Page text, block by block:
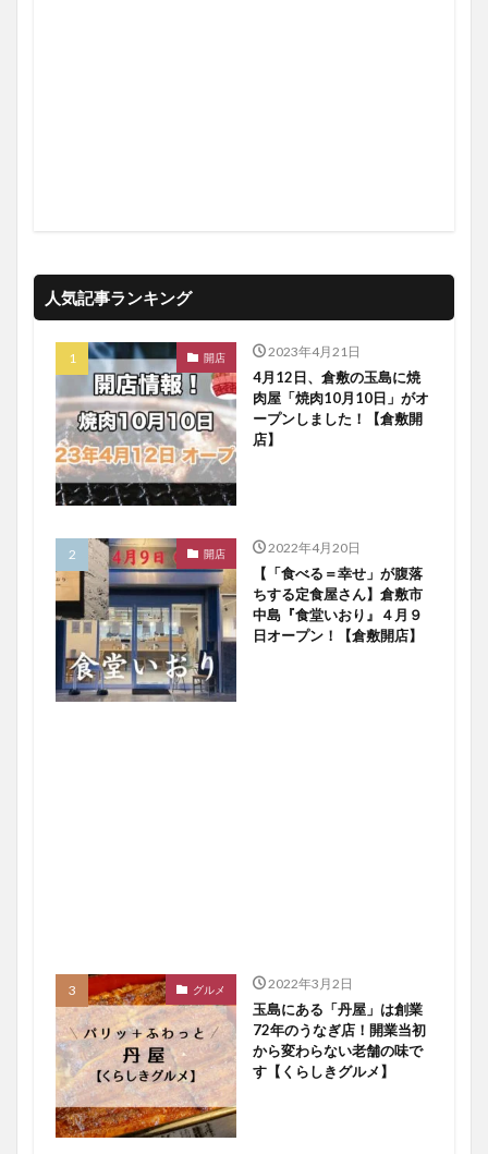
人気記事ランキング
開店 2023年4月21日
4月12日、倉敷の玉島に焼
肉屋「焼肉10月10日」がオ
ープンしました！【倉敷開
店】
開店 2022年4月20日
【「食べる＝幸せ」が腹落
ちする定食屋さん】倉敷市
中島『食堂いおり』４月９
日オープン！【倉敷開店】
グルメ 2022年3月2日
玉島にある「丹屋」は創業
72年のうなぎ店！開業当初
から変わらない老舗の味で
す【くらしきグルメ】